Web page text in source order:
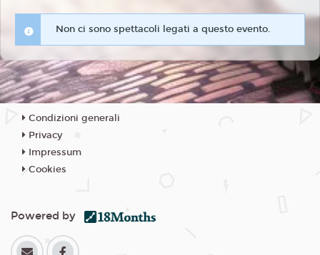
Non ci sono spettacoli legati a questo evento.
Condizioni generali
Privacy
Impressum
Cookies
Powered by